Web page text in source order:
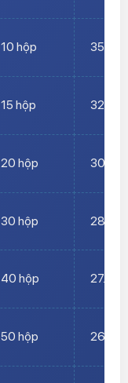
10 hộp
15 hộp
20 hộp
30 hộp
40 hộp
50 hộp